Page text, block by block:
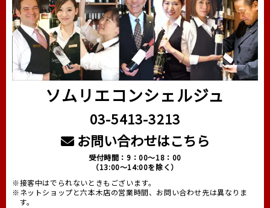
ソムリエコンシェルジュ
03-5413-3213
お問い合わせはこちら
受付時間：9：00～18：00
（13:00～14:00を除く）
※接客中はでられないときもございます。
※ネットショップと六本木店の営業時間、お問い合わせ先は異なりま
す。